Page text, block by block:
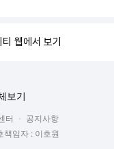
웹에서 보기
보기
터
공지사항
책임자 : 이호원